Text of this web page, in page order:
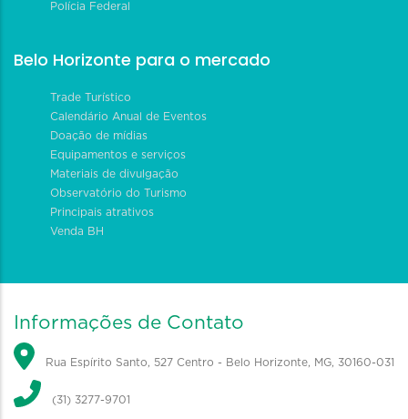
Polícia Federal
Belo Horizonte para o mercado
Trade Turístico
Calendário Anual de Eventos
Doação de mídias
Equipamentos e serviços
Materiais de divulgação
Observatório do Turismo
Principais atrativos
Venda BH
Informações de Contato
Rua Espírito Santo, 527 Centro - Belo Horizonte, MG, 30160-031
(31) 3277-9701